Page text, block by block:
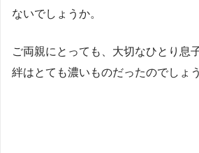
ないでしょうか。
ご両親にとっても、大切なひとり息
絆はとても濃いものだったのでしょう